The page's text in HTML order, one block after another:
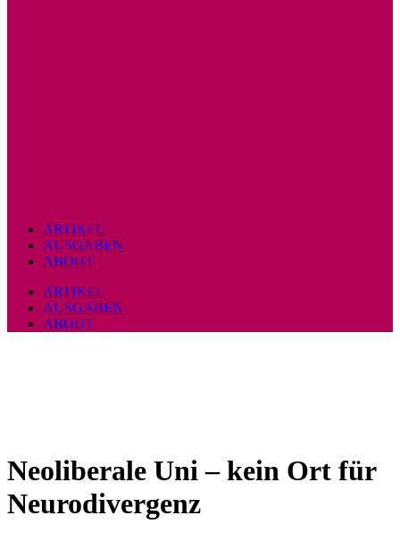
ARTIKEL
AUSGABEN
ABOUT
ARTIKEL
AUSGABEN
ABOUT
Neoliberale Uni – kein Ort für
Neurodivergenz